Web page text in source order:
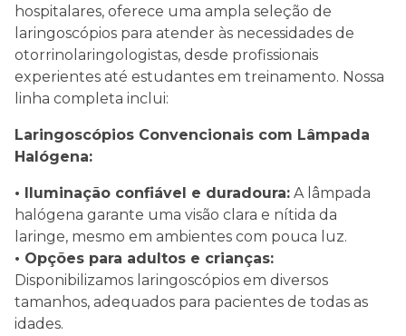
hospitalares, oferece uma ampla seleção de
laringoscópios para atender às necessidades de
otorrinolaringologistas, desde profissionais
experientes até estudantes em treinamento. Nossa
linha completa inclui:
Laringoscópios Convencionais com Lâmpada
Halógena:
• Iluminação confiável e duradoura: A lâmpada
halógena garante uma visão clara e nítida da
laringe, mesmo em ambientes com pouca luz.
• Opções para adultos e crianças:
Disponibilizamos laringoscópios em diversos
tamanhos, adequados para pacientes de todas as
idades.